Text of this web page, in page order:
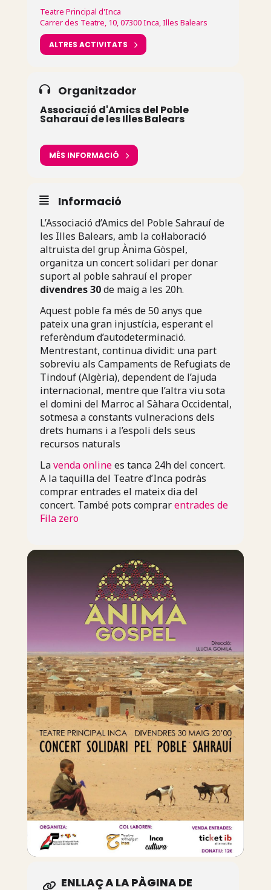
Teatre Principal d'Inca
Carrer des Teatre, 10, 07300 Inca, Illes Balears
ALTRES ACTIVITATS
Organitzador
Associació d'Amics del Poble
Saharauí de les Illes Balears
MÉS INFORMACIÓ
Informació
L’Associació d’Amics del Poble Sahrauí de
les Illes Balears, amb la col·laboració
altruista del grup Ànima Gòspel,
organitza un concert solidari per donar
suport al poble sahrauí el proper
divendres 30de maig a les 20h.
Aquest poble fa més de 50 anys que
pateix una gran injustícia, esperant el
referèndum d’autodeterminació.
Mentrestant, continua dividit: una part
sobreviu als Campaments de Refugiats de
Tindouf (Algèria), dependent de l’ajuda
internacional, mentre que l’altra viu sota
el domini del Marroc al Sàhara Occidental,
sotmesa a constants vulneracions dels
drets humans i a l’espoli dels seus
recursos naturals
Lavenda onlinees tanca 24h del concert.
A la taquilla del Teatre d’Inca podràs
comprar entrades el mateix dia del
concert. També pots comprarentrades de
Fila zero
ENLLAÇ A LA PÀGINA DE